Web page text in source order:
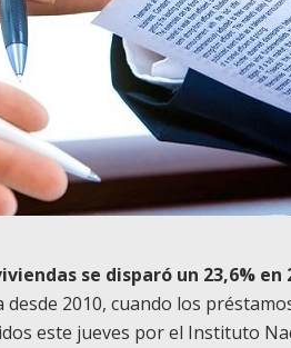
se disparó un 23,6% en
2010, cuando los
este jueves por el Instituto